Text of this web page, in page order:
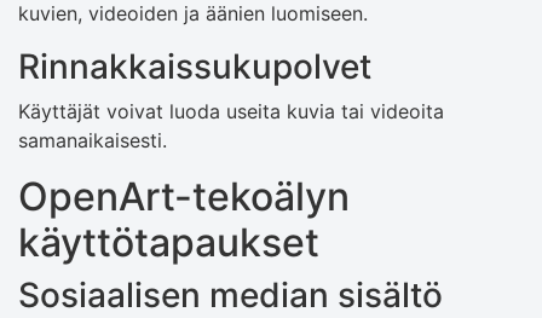
kuvien, videoiden ja äänien luomiseen.
Rinnakkaissukupolvet
Käyttäjät voivat luoda useita kuvia tai videoita
samanaikaisesti.
OpenArt-tekoälyn
käyttötapaukset
Sosiaalisen median sisältö